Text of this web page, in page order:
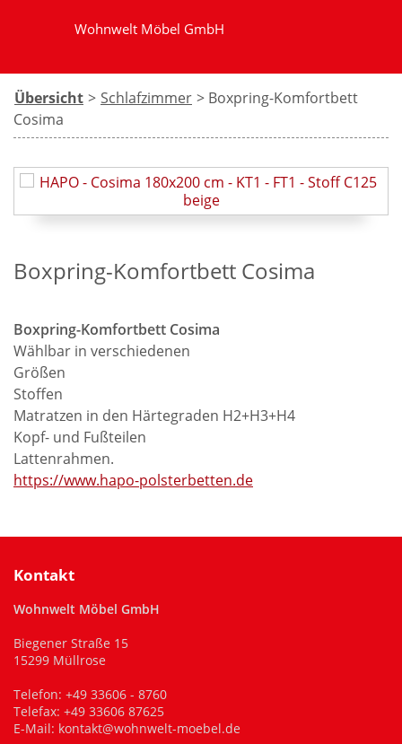
Wohnwelt Möbel GmbH
Übersicht > Schlafzimmer > Boxpring-Komfortbett
Cosima
Boxpring-Komfortbett Cosima
Boxpring-Komfortbett Cosima
Wählbar in verschiedenen
Größen
Stoffen
Matratzen in den Härtegraden H2+H3+H4
Kopf- und Fußteilen
Lattenrahmen.
https://www.hapo-polsterbetten.de
Kontakt
Wohnwelt Möbel GmbH
Biegener Straße 15
15299 Müllrose
Telefon: +49 33606 - 8760
Telefax: +49 33606 87625
E-Mail: kontakt@wohnwelt-moebel.de